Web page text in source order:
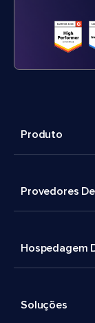
Produto
Provedores
Hospedagem
Soluções